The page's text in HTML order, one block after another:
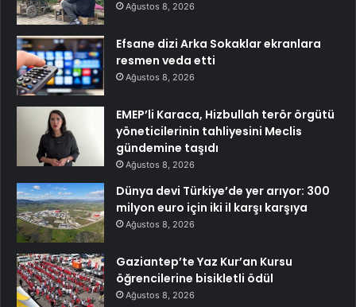
Ağustos 8, 2026
Efsane dizi Arka Sokaklar ekranlara
resmen veda etti
Ağustos 8, 2026
EMEP’li Karaca, Hizbullah terör örgütü
yöneticilerinin tahliyesini Meclis
gündemine taşıdı
Ağustos 8, 2026
Dünya devi Türkiye’de yer arıyor: 300
milyon euro için iki il karşı karşıya
Ağustos 8, 2026
Gaziantep’te Yaz Kur’an Kursu
öğrencilerine bisikletli ödül
Ağustos 8, 2026